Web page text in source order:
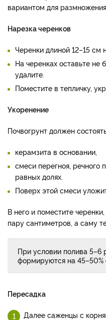
вариантом для
Нарезка черенков
Черенки длиной 12–15 см
На черенках оставьте не
удалите.
Поместите в тепличку,
Укоренение
Почвогрунт должен
керамзита в основании,
смеси перегноя, речного
равных долях.
Поверх этой смеси
В него и поместите
пару сантиметров, а саму
При условии полива 5–6
формируются на 45–50%
Пересадка
Далее саженцы с